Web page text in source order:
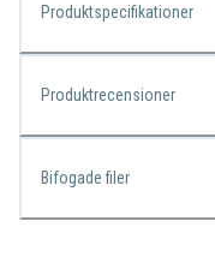
Produktspecifikationer
Produktrecensioner
Bifogade filer